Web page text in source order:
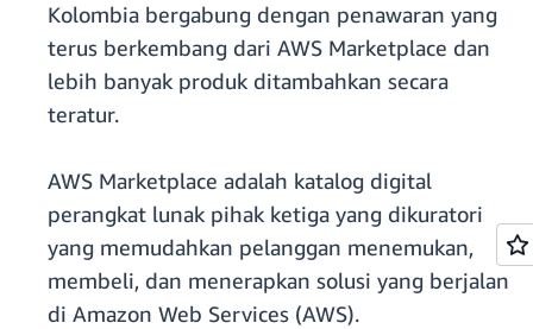
Kolombia bergabung dengan penawaran yang
terus berkembang dari AWS Marketplace dan
lebih banyak produk ditambahkan secara
teratur.
AWS Marketplace adalah katalog digital
perangkat lunak pihak ketiga yang dikuratori
yang memudahkan pelanggan menemukan,
membeli, dan menerapkan solusi yang berjalan
di Amazon Web Services (AWS).